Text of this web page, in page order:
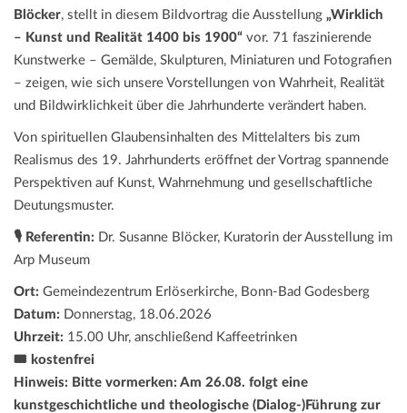
Blöcker, stellt in diesem Bildvortrag die Ausstellung „Wirklich
– Kunst und Realität 1400 bis 1900“ vor. 71 faszinierende
Kunstwerke – Gemälde, Skulpturen, Miniaturen und Fotografien
– zeigen, wie sich unsere Vorstellungen von Wahrheit, Realität
und Bildwirklichkeit über die Jahrhunderte verändert haben.
Von spirituellen Glaubensinhalten des Mittelalters bis zum
Realismus des 19. Jahrhunderts eröffnet der Vortrag spannende
Perspektiven auf Kunst, Wahrnehmung und gesellschaftliche
Deutungsmuster.
🎙️ Referentin: Dr. Susanne Blöcker, Kuratorin der Ausstellung im
Arp Museum
Ort: Gemeindezentrum Erlöserkirche, Bonn-Bad Godesberg
Datum: Donnerstag, 18.06.2026
Uhrzeit: 15.00 Uhr, anschließend Kaffeetrinken
🎟️ kostenfrei
Hinweis: Bitte vormerken: Am 26.08. folgt eine
kunstgeschichtliche und theologische (Dialog-)Führung zur